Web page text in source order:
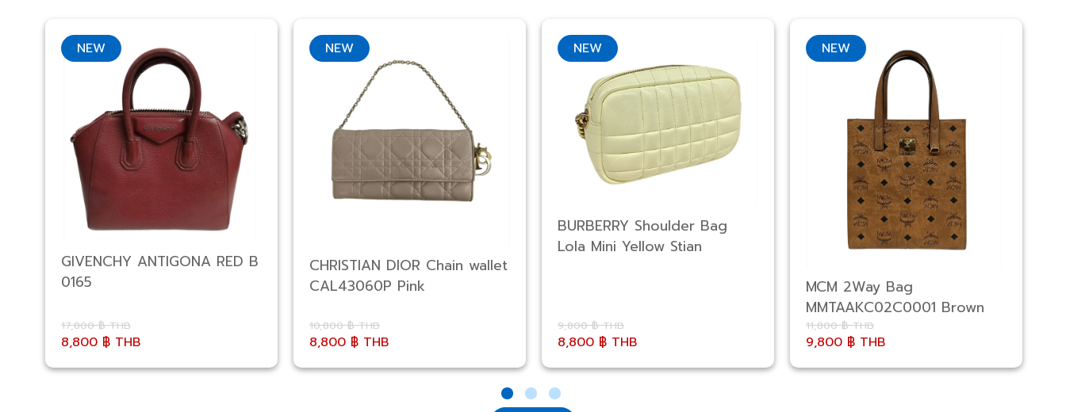
NEW
GIVENCHY ANTIGONA RED B
0165
17,800 ฿ THB
8,800 ฿ THB
NEW
CHRISTIAN DIOR Chain wallet
CAL43060P Pink
10,800 ฿ THB
8,800 ฿ THB
NEW
BURBERRY Shoulder Bag
Lola Mini Yellow Stian
9,800 ฿ THB
8,800 ฿ THB
NEW
MCM 2Way Bag
MMTAAKC02C0001 Brown
11,800 ฿ THB
9,800 ฿ THB